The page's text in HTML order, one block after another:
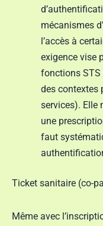
mécanismes
l’accès à
exigence vise
fonctions STS
des contextes
services). Elle
une
faut
Ticket sanitaire (co-
Même avec